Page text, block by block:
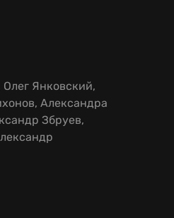
Янковский,
Александра
Збруев,